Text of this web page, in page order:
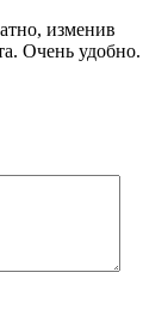
изменив
Очень удобно.